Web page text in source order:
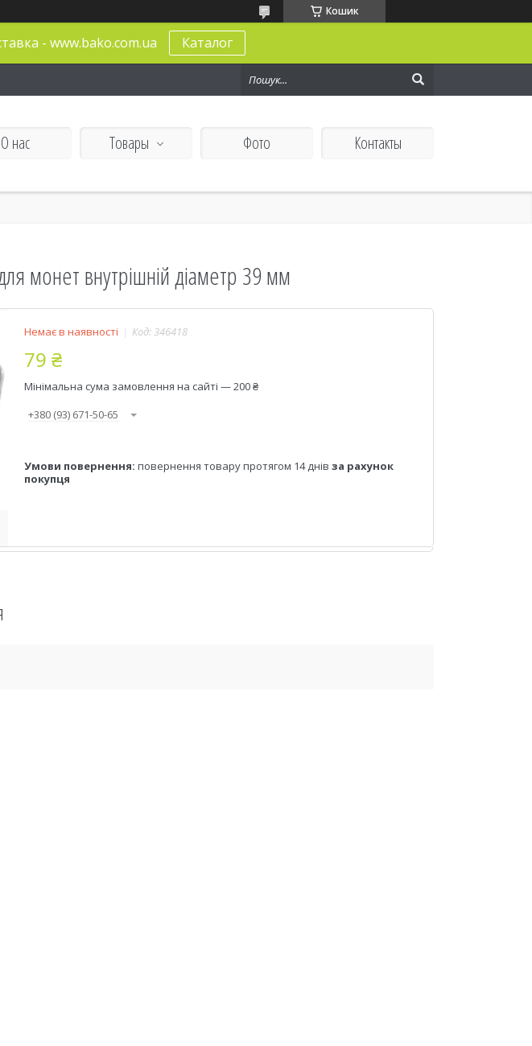
Кошик
- www.bako.com.ua Каталог
О нас Товары Фото Контакты
монет внутрішній діаметр 39 мм
Немає в наявності Код:346418
79 ₴
Мінімальна сума замовлення на сайті — 200 ₴
+380 (93) 671-50-65
повернення товару протягом 14 днів за рахунок
покупця